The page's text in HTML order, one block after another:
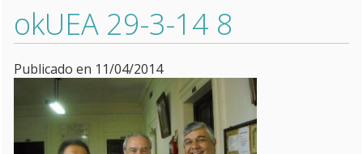
okUEA 29-3-14 8
Publicado en 11/04/2014